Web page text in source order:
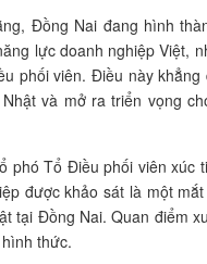
Đồng Nai đang hình
lực doanh nghiệp Việt,
phối viên. Điều này
và mở ra triển vọng
phó Tổ Điều phối viên xúc
được khảo sát là một
tại Đồng Nai. Quan điểm
thức.